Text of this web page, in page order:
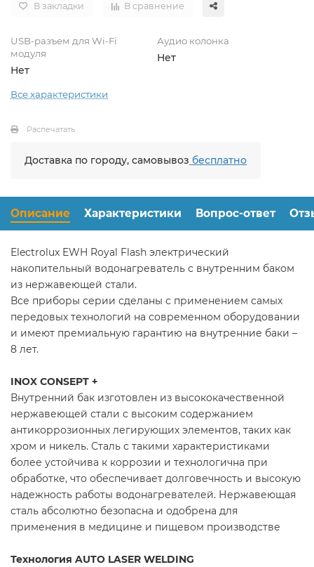
В закладки В сравнение
USB-разъем для Wi-Fi
модуля
Нет
Аудио колонка
Нет
Все характеристики
Распечатать
Доставка по городу, самовывоз бесплатно
Описание Характеристики Вопрос-ответ
Electrolux EWH Royal Flash электрический
накопительный водонагреватель с внутренним баком
из нержавеющей стали.
Все приборы серии сделаны с применением самых
передовых технологий на современном оборудовании
и имеют премиальную гарантию на внутренние баки –
8 лет.
INOX CONSEPT +
Внутренний бак изготовлен из высококачественной
нержавеющей стали с высоким содержанием
антикоррозионных легирующих элементов, таких как
хром и никель. Сталь с такими характеристиками
более устойчива к коррозии и технологична при
обработке, что обеспечивает долговечность и высокую
надежность работы водонагревателей. Нержавеющая
сталь абсолютно безопасна и одобрена для
применения в медицине и пищевом производстве
Технология AUTO LASER WELDING